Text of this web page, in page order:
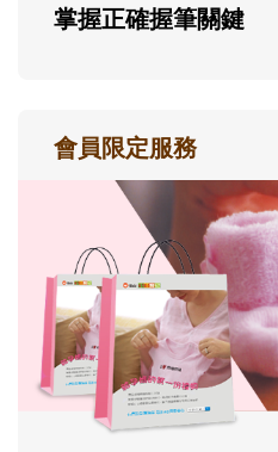
掌握正確握筆關鍵
會員限定服務